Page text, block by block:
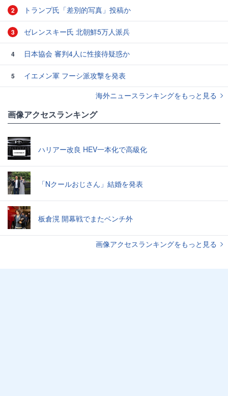
2 トランプ氏「差別的写真」投稿か
3 ゼレンスキー氏 北朝鮮5万人派兵
4 日本協会 審判4人に性接待疑惑か
5
イエメン軍 フーシ派攻撃を発表
海外ニュースランキングをもっと見る
画像アクセスランキング
ハリアー改良 HEV一本化で高級化
「Nクールおじさん」結婚を発表
板倉滉 開幕戦でまたベンチ外
画像アクセスランキングをもっと見る